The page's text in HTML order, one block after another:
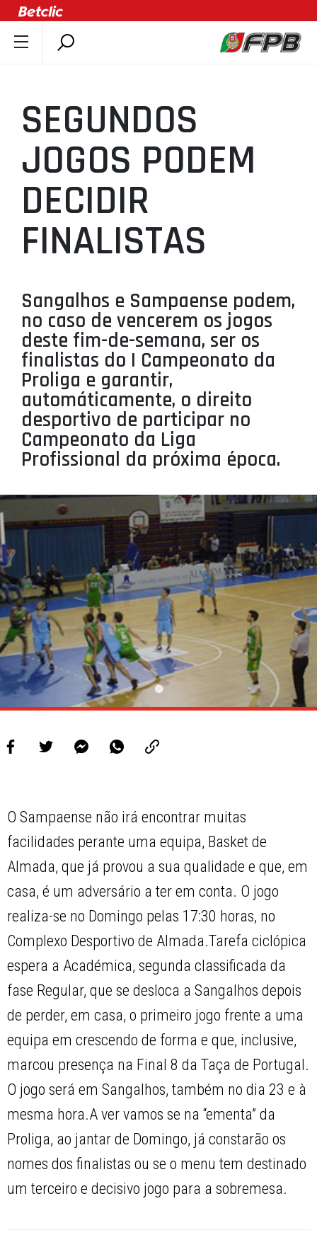
ÚLTIMAS
COMPETIÇÕES
ASSOCIAÇÕES
CLUBES
AGENTES
AGENDA
MINIBASQUETE
ÁREA TÉCNICA
PROJETOS
LIGA BETCLIC MASCULINA
LIGA BETCLIC FEMININA
SEGUNDOS
JOGOS PODEM
DECIDIR
FINALISTAS
Sangalhos e Sampaense podem,
no caso de vencerem os jogos
deste fim-de-semana, ser os
finalistas do I Campeonato da
Proliga e garantir,
automáticamente, o direito
desportivo de participar no
Campeonato da Liga
Profissional da próxima época.
O Sampaense não irá encontrar muitas
facilidades perante uma equipa, Basket de
Almada, que já provou a sua qualidade e que, em
casa, é um adversário a ter em conta. O jogo
realiza-se no Domingo pelas 17:30 horas, no
Complexo Desportivo de Almada.Tarefa ciclópica
espera a Académica, segunda classificada da
fase Regular, que se desloca a Sangalhos depois
de perder, em casa, o primeiro jogo frente a uma
equipa em crescendo de forma e que, inclusive,
marcou presença na Final 8 da Taça de Portugal.
O jogo será em Sangalhos, também no dia 23 e à
mesma hora.A ver vamos se na “ementa” da
Proliga, ao jantar de Domingo, já constarão os
nomes dos finalistas ou se o menu tem destinado
um terceiro e decisivo jogo para a sobremesa.